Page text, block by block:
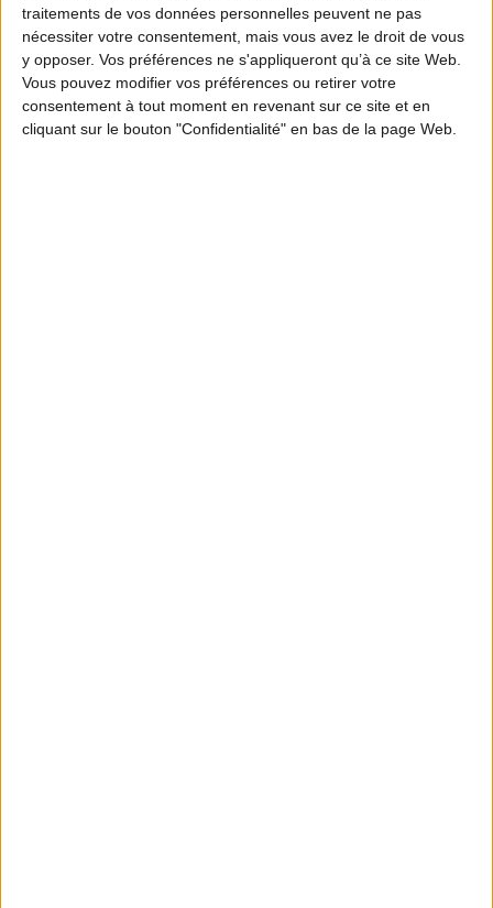
traitements de vos données personnelles peuvent ne pas
nécessiter votre consentement, mais vous avez le droit de vous
y opposer. Vos préférences ne s'appliqueront qu’à ce site Web.
Vous pouvez modifier vos préférences ou retirer votre
consentement à tout moment en revenant sur ce site et en
cliquant sur le bouton "Confidentialité" en bas de la page Web.